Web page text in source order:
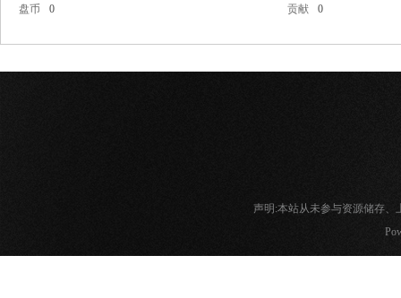
盘币
0 贡献 0
声明:本站从未参与资源储存、